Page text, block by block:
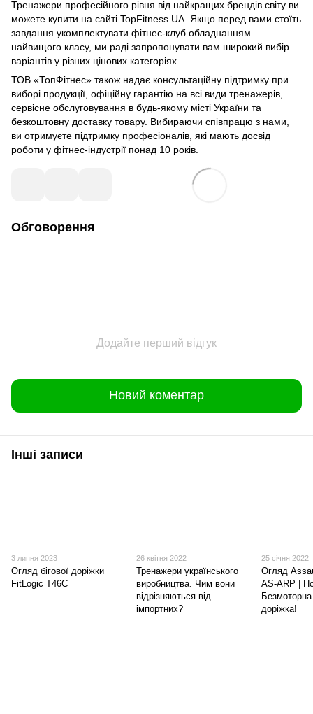
Тренажери професійного рівня від найкращих брендів світу ви
можете купити на сайті TopFitness.UA. Якщо перед вами стоїть
завдання укомплектувати фітнес-клуб обладнанням
найвищого класу, ми раді запропонувати вам широкий вибір
варіантів у різних цінових категоріях.
ТОВ «ТопФітнес» також надає консультаційну підтримку при
виборі продукції, офіційну гарантію на всі види тренажерів,
сервісне обслуговування в будь-якому місті України та
безкоштовну доставку товару. Вибираючи співпрацю з нами,
ви отримуєте підтримку професіоналів, які мають досвід
роботи у фітнес-індустрії понад 10 років.
Обговорення
Додайте перший відгук
Новий коментар
Інші записи
3 липня 2023
Огляд бігової доріжки
FitLogic T46C
26 квітня 2022
Тренажери українського
виробництва. Чим вони
відрізняються від
імпортних?
25 січня 2022
Огляд
AS-ARP |
Безмоторна
доріжка!